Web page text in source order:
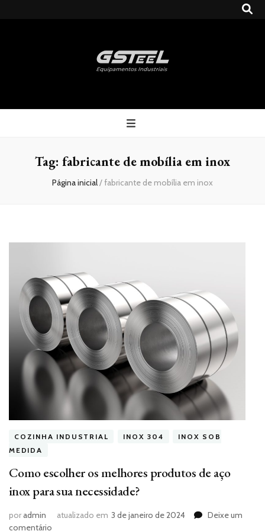
Gsteel
Tag: fabricante de mobília em inox
Página inicial/fabricante de mobília em inox
COZINHA INDUSTRIAL INOX 304
INOX SOB
MEDIDA
Como escolher os melhores produtos de aço
inox para sua necessidade?
poradmin atualizado em 3 de janeiro de 2024
Deixe um
comentário